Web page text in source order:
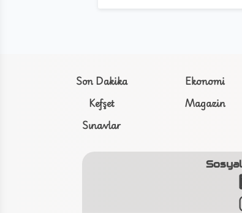
Son Dakika Ekonomi
Kefşet
Magazin
Sınavlar